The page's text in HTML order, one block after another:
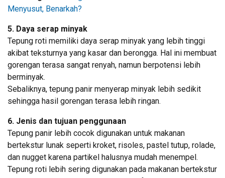
Menyusut, Benarkah?
5. Daya serap minyak
Tepung roti memiliki daya serap minyak yang lebih tinggi
akibat teksturnya yang kasar dan berongga. Hal ini membuat
gorengan terasa sangat renyah, namun berpotensi lebih
berminyak.
Sebaliknya, tepung panir menyerap minyak lebih sedikit
sehingga hasil gorengan terasa lebih ringan.
6. Jenis dan tujuan penggunaan
Tepung panir lebih cocok digunakan untuk makanan
bertekstur lunak seperti kroket, risoles, pastel tutup, rolade,
dan nugget karena partikel halusnya mudah menempel.
Tepung roti lebih sering digunakan pada makanan bertekstur